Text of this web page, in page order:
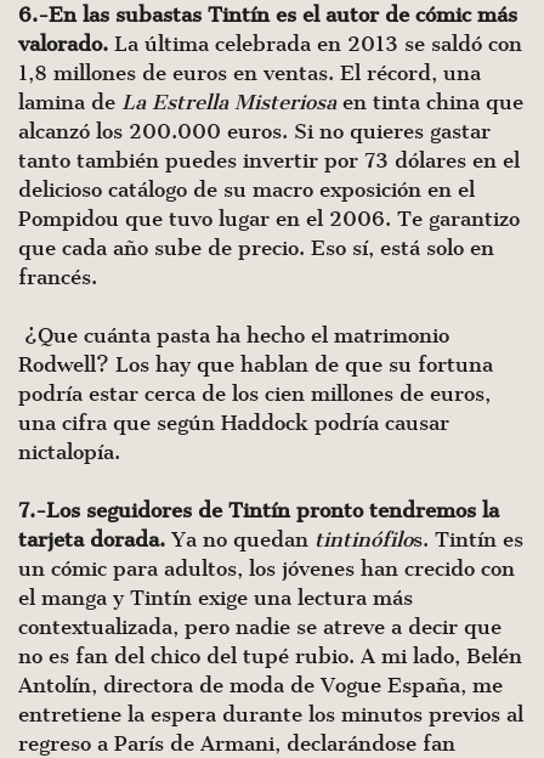
6.-En las subastas Tintín es el autor de cómic más
valorado. La última celebrada en 2013 se saldó con
1,8 millones de euros en ventas. El récord, una
lamina de La Estrella Misteriosaen tinta china que
alcanzó los 200.000 euros. Si no quieres gastar
tanto también puedes invertir por 73 dólares en el
delicioso catálogo de su macro exposición en el
Pompidou que tuvo lugar en el 2006. Te garantizo
que cada año sube de precio. Eso sí, está solo en
francés.
¿Que cuánta pasta ha hecho el matrimonio
Rodwell? Los hay que hablan de que su fortuna
podría estar cerca de los cien millones de euros,
una cifra que según Haddock podría causar
nictalopía.
7.-Los seguidores de Tintín pronto tendremos la
tarjeta dorada. Ya no quedan tintinófilos. Tintín es
un cómic para adultos, los jóvenes han crecido con
el manga y Tintín exige una lectura más
contextualizada, pero nadie se atreve a decir que
no es fan del chico del tupé rubio. A mi lado, Belén
Antolín, directora de moda de Vogue España, me
entretiene la espera durante los minutos previos al
regreso a París de Armani, declarándose fan